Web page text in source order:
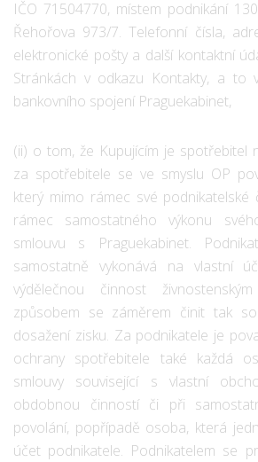
IČO 71504770, místem podnikání
Řehořova 973/7. Telefonní čísla,
elektronické pošty a další kontaktní
Stránkách v odkazu Kontakty, a to
bankovního spojení Praguekabinet,
(ii) o tom, že Kupujícím je spotřebitel
za spotřebitele se ve smyslu OP
který mimo rámec své
rámec samostatného výkonu
smlouvu s Praguekabinet.
samostatně vykonává na vlastní
výdělečnou činnost
způsobem se záměrem činit tak
dosažení zisku. Za podnikatele je
ochrany spotřebitele také každá
smlouvy související s vlastní
obdobnou činností či při
povolání, popřípadě osoba, která
účet podnikatele. Podnikatelem se